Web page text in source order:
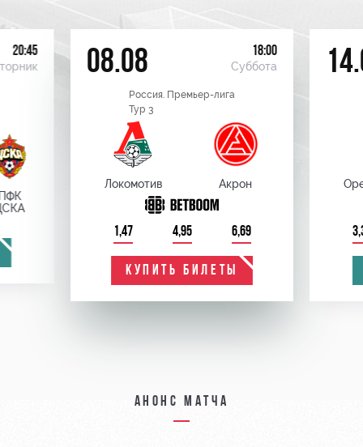
20:45 08.08 18:00
Суббота
Россия. Премьер-лига
Тур 3
Локомотив Акрон
1,47 4,95 6,69
КУПИТЬ БИЛЕТЫ
Анонс матча